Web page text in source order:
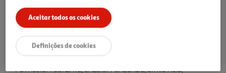
LACTATE, SODIUM PHYTATE, CERAMIDE NP, HELIANTHUS
ANNUUS (SUNFLOWER) SEED OIL, PHYTOSTEROLS, 1,2-
HEXANEDIOL, GLYCERYL STEARATE CITRATE, TOCOPHEROL,
GLUCOSE, SODIUM HYALURONATE , ROSA DAMASCENA FLOWER
OIL, ROSA DAMASCENA FLOWER WATER, ASCORBYL
POTASSIUM SORBATE, CALCIUM CHLORIDE, CITRIC ACID,
Aceitar todos os cookies
Definições de cookies